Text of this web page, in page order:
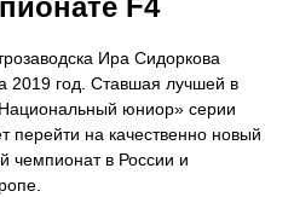
F4
Ира Сидоркова
2019 год. Ставшая лучшей в
юниор» серии
на качественно новый
чемпионат в России и